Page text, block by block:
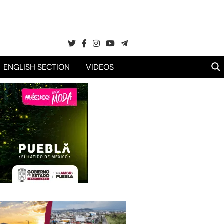
ENGLISH SECTION VIDEOS